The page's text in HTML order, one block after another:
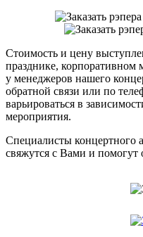
Стоимость и цену
празднике, корпоративном
у менеджеров нашего
обратной связи или по
варьироваться в
мероприятия.
Специалисты концертного
свяжутся с Вами и помогут